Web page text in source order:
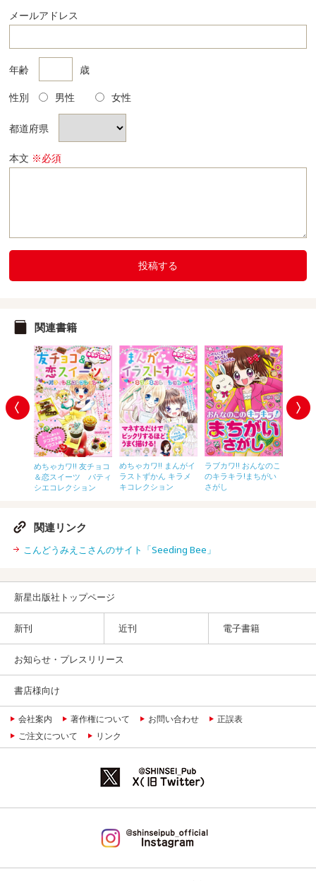
メールアドレス
年齢 歳
性別 男性 女性
都道府県
本文 ※必須
投稿する
関連書籍
めちゃカワ!! 友チョコ
＆恋スイーツ パティ
シエコレクション
めちゃカワ!! まんがイ
ラストずかん キラメ
キコレクション
ラブカワ!! おんなのこ
のキラキラ!まちがい
さがし
関連リンク
こんどうみえこさんのサイト「Seeding Bee」
新星出版社トップページ
新刊 近刊 電子書籍
お知らせ・プレスリリース
書店様向け
会社案内 著作権について お問い合わせ
正誤表
ご注文について
リンク